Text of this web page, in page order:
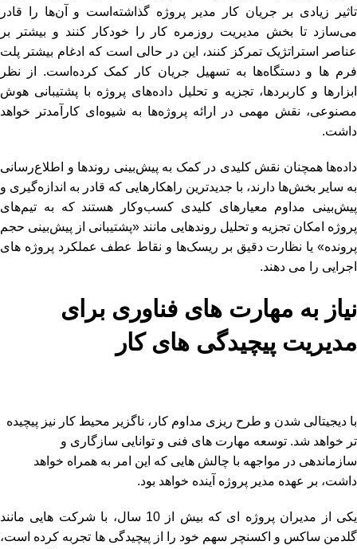
تاثیر زیادی بر جریان کار مدیر پروژه گذاشته‌است و آن‌ها را قادر
می‌سازد تا بخش مدیریت روزمره کار را خودکار کنند و بیشتر بر
عناصر استراتژیک تمرکز کنند، این در حالی است که ادغام بیشتر پلت
فرم ها و دستگاه‌ها به تسهیل جریان کار کمک کرده‌است. از نظر
ابزارها و کاربردها، تجزیه و تحلیل داده‌های پروژه با پشتیبانی هوش
مصنوعی، نقش مهمی در ارائه پروژه‌ها به شیوه‌ای کارآمدتر خواهد
داشت.
داده‌ها همچنان نقش کلیدی در کمک به پیش‌بینی روندها و اطلاع‌رسانی
به سایر بخش‌ها دارند، با جدیدترین راهکارهایی که قادر به اندازه‌گیری و
پیش‌بینی مداوم معیارهای کلیدی کسب‌وکار هستند که به تیم‌های
پروژه امکان تجزیه و تحلیل روندهایی مانند «پشتیبانی از پیش‌بینی حجم
پرونده» یا نظارت دقیق بر ریسک‌ها و نقاط عطف عملکرد پروژه های
اجرایی را می دهند.
نیاز به مهارت های فناوری برای
مدیریت پیچیدگی های کار
با دیجیتالی شدن و طرح ریزی مداوم کار، ناگزیر محیط کار نیز پیچیده
تر خواهد شد. توسعه مهارت های فنی و توانایی سازگاری و
سازماندهی در مواجهه با چالش هایی که این امر به همراه خواهد
داشت، بر عهده مدیر پروژه آینده خواهد بود.
یکی از مدیران پروژه ای که بیش از 10 سال، با شرکت هایی مانند
گلدمن ساکس و اکسنچر سهم خود را از پیچیدگی ها تجربه کرده است،